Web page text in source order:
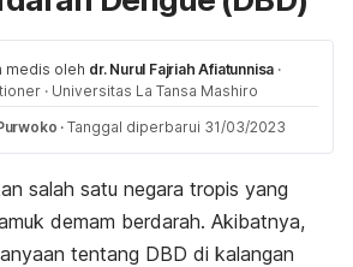
medis oleh dr. Nurul Fajriah Afiatunnisa ·
· Universitas La Tansa Mashiro
· Tanggal diperbarui 31/03/2023
salah satu negara tropis yang
demam berdarah. Akibatnya,
tentang DBD di kalangan